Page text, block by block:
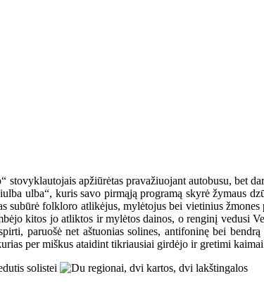
stovyklautojais apžiūrėtas pravažiuojant autobusu, bet
ulba“, kuris savo pirmąją programą skyrė žymaus
subūrė folkloro atlikėjus, mylėtojus bei vietinius
kitos jo atliktos ir mylėtos dainos, o renginį vedusi
paruošė net aštuonias solines, antifoninę bei
per miškus ataidint tikriausiai girdėjo ir gretimi